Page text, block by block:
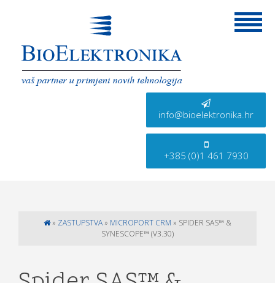
info@bioelektronika.hr
+385 (0)1 461 7930
» ZASTUPSTVA » MICROPORT CRM » SPIDER SAS™ &
SYNESCOPE™ (V3.30)